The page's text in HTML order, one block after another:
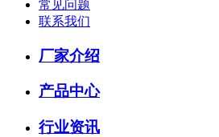
常见问题
联系我们
厂家介绍
产品中心
行业资讯